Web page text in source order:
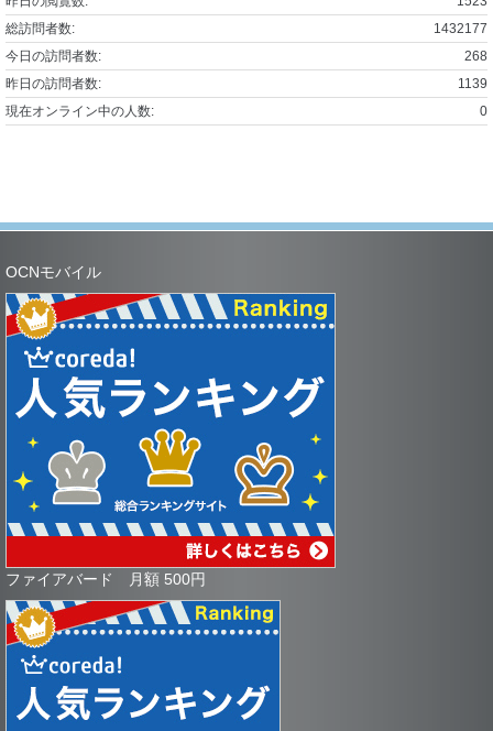
1432177
総訪問者数:
268
今日の訪問者数:
1139
昨日の訪問者数:
0
現在オンライン中の人数:
OCNモバイル
ファイアバード 月額 500円